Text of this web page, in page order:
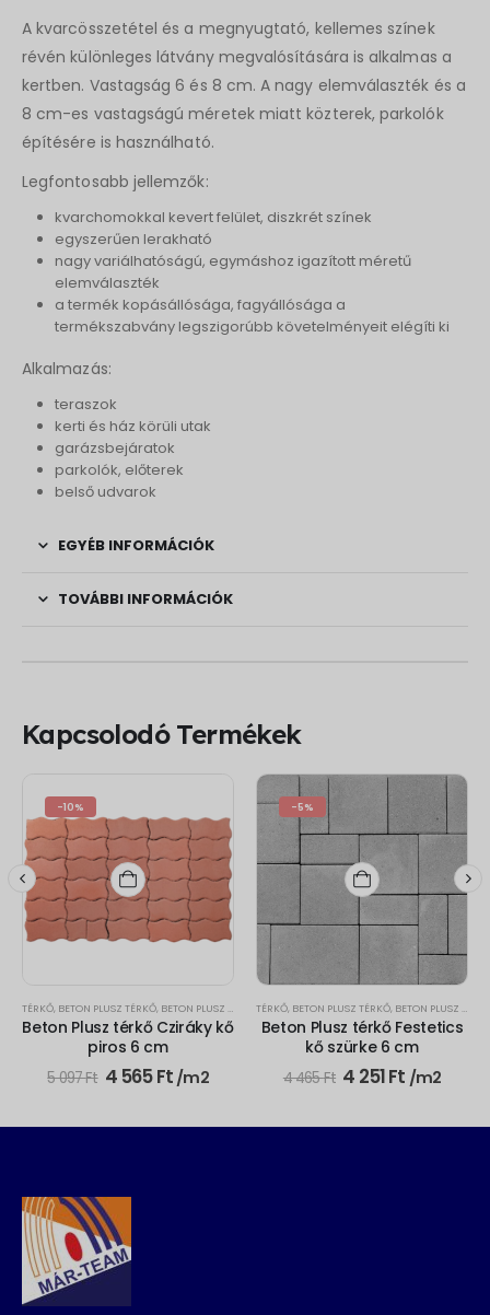
A kvarcösszetétel és a megnyugtató, kellemes színek
révén különleges látvány megvalósítására is alkalmas a
kertben. Vastagság 6 és 8 cm. A nagy elemválaszték és a
8 cm-es vastagságú méretek miatt közterek, parkolók
építésére is használható.
Legfontosabb jellemzők:
kvarchomokkal kevert felület, diszkrét színek
egyszerűen lerakható
nagy variálhatóságú, egymáshoz igazított méretű
elemválaszték
a termék kopásállósága, fagyállósága a
termékszabvány legszigorúbb követelményeit elégíti ki
Alkalmazás:
teraszok
kerti és ház körüli utak
garázsbejáratok
parkolók, előterek
belső udvarok
EGYÉB INFORMÁCIÓK
TOVÁBBI INFORMÁCIÓK
Kapcsolodó Termékek
-10%
TÉRKŐ, BETON PLUSZ TÉRKŐ, BETON PLUSZ CZIRÁKY KŐ
Beton Plusz térkő Cziráky kő
piros 6 cm
5 097Ft Original
5
4 565FtCurrent
price
4
/m2
-5%
TÉRKŐ, BETON PLUSZ TÉRKŐ, BETON PLUSZ FESTETICS KŐ
Beton Plusz térkő Festetics
kő szürke 6 cm
4 465Ft Original
4
4 251FtCurrent
price
4
/m2